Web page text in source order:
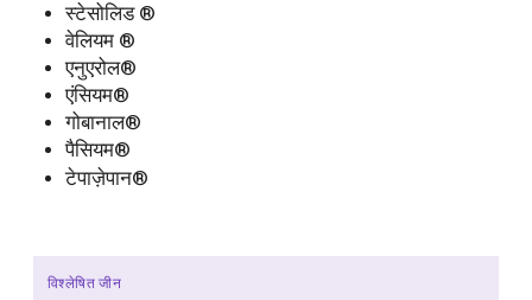
स्टेसोलिड ®
वेलियम ®
एनुएरोल®
एंसियम®
गोबानाल®
पैसियम®
टेपाज़ेपान®
विश्लेषित जीन